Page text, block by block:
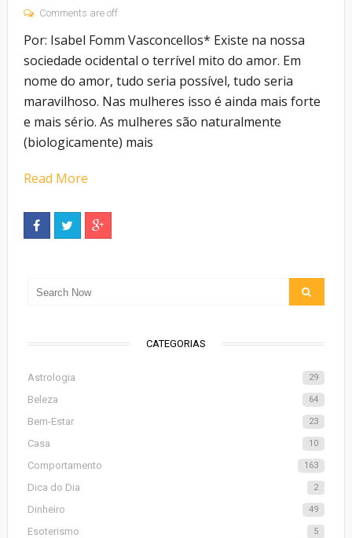
Comments are off
Por: Isabel Fomm Vasconcellos* Existe na nossa
sociedade ocidental o terrível mito do amor. Em
nome do amor, tudo seria possível, tudo seria
maravilhoso. Nas mulheres isso é ainda mais forte
e mais sério. As mulheres são naturalmente
(biologicamente) mais
Read More
CATEGORIAS
Astrologia 29
Beleza 64
Bem-Estar 23
Casa 10
Comportamento 163
Dica do Dia 2
Dinheiro 49
Esoterismo 5